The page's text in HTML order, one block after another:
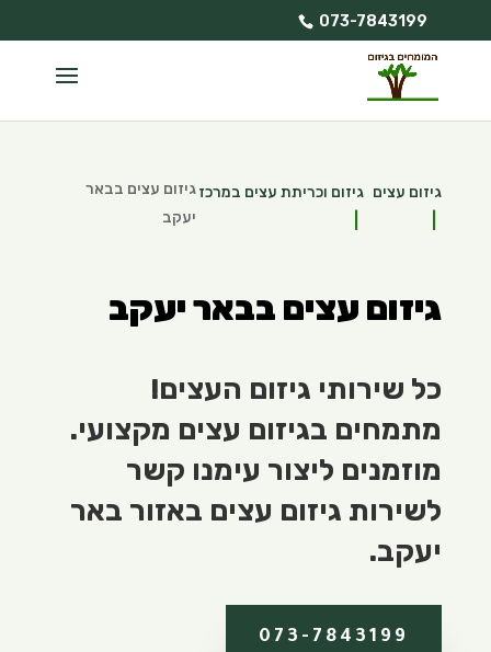
073-7843199
גיזום עצים גיזום וכריתת עצים במרכזגיזום עצים בבאר
יעקב
גיזום עצים בבאר יעקב
כל שירותי גיזום העצים!
מתמחים בגיזום עצים מקצועי.
מוזמנים ליצור עימנו קשר
לשירות גיזום עצים באזור באר
יעקב.
073-7843199